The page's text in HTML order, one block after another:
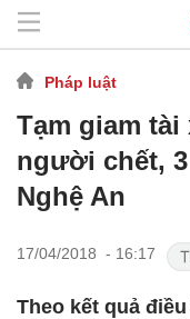
Pháp luật
Tạm giam
người chết,
Nghệ An
17/04/2018 - 16:17
Theo kết quả